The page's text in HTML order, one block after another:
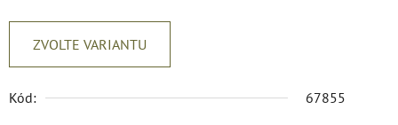
ZVOLTE VARIANTU
Kód: 67855